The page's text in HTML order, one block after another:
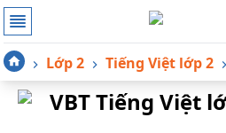
Lớp 2 Tiếng Việt lớp 2
VBT Tiếng Việt